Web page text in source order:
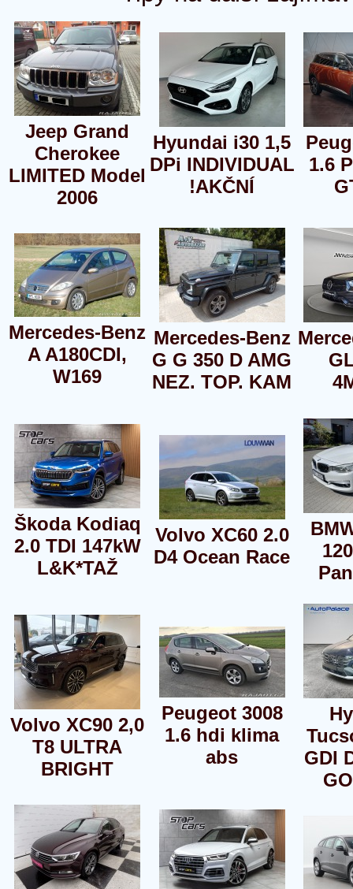
Jeep Grand
Cherokee
LIMITED Model
2006
Hyundai i30 1,5
DPi INDIVIDUAL
!AKČNÍ
1.6
Mercedes-Benz
A A180CDI,
W169
Mercedes-Benz
G G 350 D AMG
NEZ. TOP. KAM
Škoda Kodiaq
2.0 TDI 147kW
L&K*TAŽ
Volvo XC60 2.0
D4 Ocean Race
Volvo XC90 2,0
T8 ULTRA
BRIGHT
Peugeot 3008
1.6 hdi klima
abs
GDI